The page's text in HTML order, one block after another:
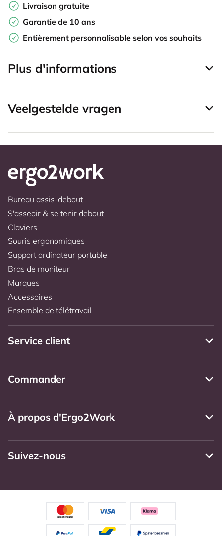
Livraison gratuite
Garantie de 10 ans
Entièrement personnalisable selon vos souhaits
Plus d'informations
Veelgestelde vragen
Bureau assis-debout
S'asseoir & se tenir debout
Claviers
Souris ergonomiques
Support ordinateur portable
Bras de moniteur
Marques
Accessoires
Ensemble de télétravail
Service client
Commander
À propos d'Ergo2Work
Suivez-nous